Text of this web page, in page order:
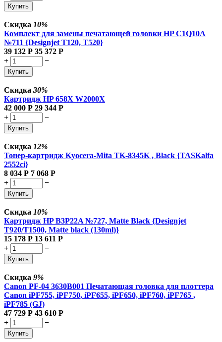
Купить
Скидка 10%
Комплект для замены печатающей головки HP C1Q10A
№711 {Designjet T120, T520}
39 132 Р 35 372 Р
+
−
Купить
Скидка 30%
Картридж HP 658X W2000X
42 000 Р 29 344 Р
+
−
Купить
Скидка 12%
Тонер-картридж Kyocera-Mita TK-8345K , Black {TASKalfa
2552ci}
8 034 Р 7 068 Р
+
−
Купить
Скидка 10%
Картридж HP B3P22A №727, Matte Black {Designjet
T920/T1500, Matte black (130ml)}
15 178 Р 13 611 Р
+
−
Купить
Скидка 9%
Canon PF-04 3630B001 Печатающая головка для плоттера
Canon iPF755, iPF750, iPF655, iPF650, iPF760, iPF765 ,
iPF785 (GJ)
47 729 Р 43 610 Р
+
−
Купить